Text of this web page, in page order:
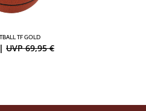
TF GOLD
| UVP 69,95 €